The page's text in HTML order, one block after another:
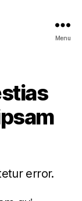
Menu
error.